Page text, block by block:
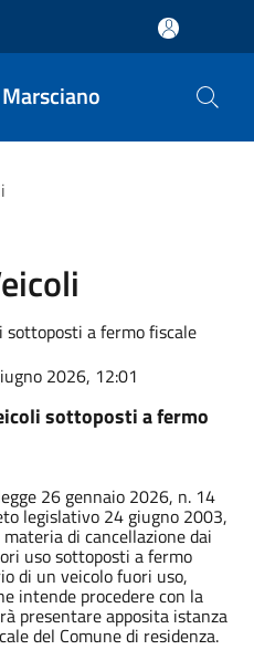
sottoposti a fermo fiscale
2026, 12:01
sottoposti a fermo
26 gennaio 2026, n. 14
legislativo 24 giugno 2003,
di cancellazione dai
uso sottoposti a fermo
di un veicolo fuori uso,
intende procedere con la
presentare apposita istanza
del Comune di residenza.